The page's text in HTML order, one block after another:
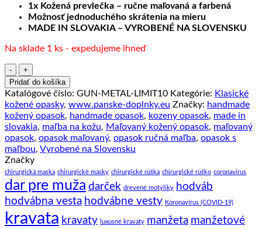
1x Kožená prevlečka – ručne maľovaná a farbená
Možnosť jednoduchého skrátenia na mieru
MADE IN SLOVAKIA – VYROBENÉ NA SLOVENSKU
Na sklade 1 ks - expedujeme ihneď
množstvo
Maľovaný
kožený
opasok,
128cm,
Limitovaná
edícia
10
Pridať do košíka
Katalógové číslo: GUN-METAL-LIMIT10 Kategórie: Klasické
kožené opasky, www.panske-doplnky.eu Značky: handmade
kožený opasok, handmade opasok, kozeny opasok, made in
slovakia, maľba na kožu, Maľovaný kožený opasok, maľovaný
opasok, opasok maľovaný, opasok ručná maľba, opasok s
maľbou, Vyrobené na Slovensku
Značky
chirurgická maska chirurgické masky chirurgické rúška chirurgické rúško coronavirus
dar pre muža darček drevené motýliky
hodváb
hodvábna vesta hodvábne vesty Koronavírus (COVID-19)
kravata kravaty luxusné kravaty manžeta manžetové